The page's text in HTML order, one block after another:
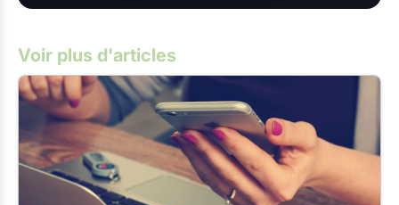
Voir plus d'articles